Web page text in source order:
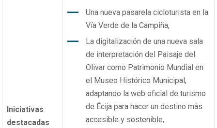
Iniciativas
destacadas
Una nueva pasarela cicloturista en la
Vía Verde de la Campiña,
La digitalización de una nueva sala
de interpretación del Paisaje del
Olivar como Patrimonio Mundial en
el Museo Histórico Municipal,
adaptando la web oficial de turismo
de Écija para hacer un destino más
accesible y sostenible,